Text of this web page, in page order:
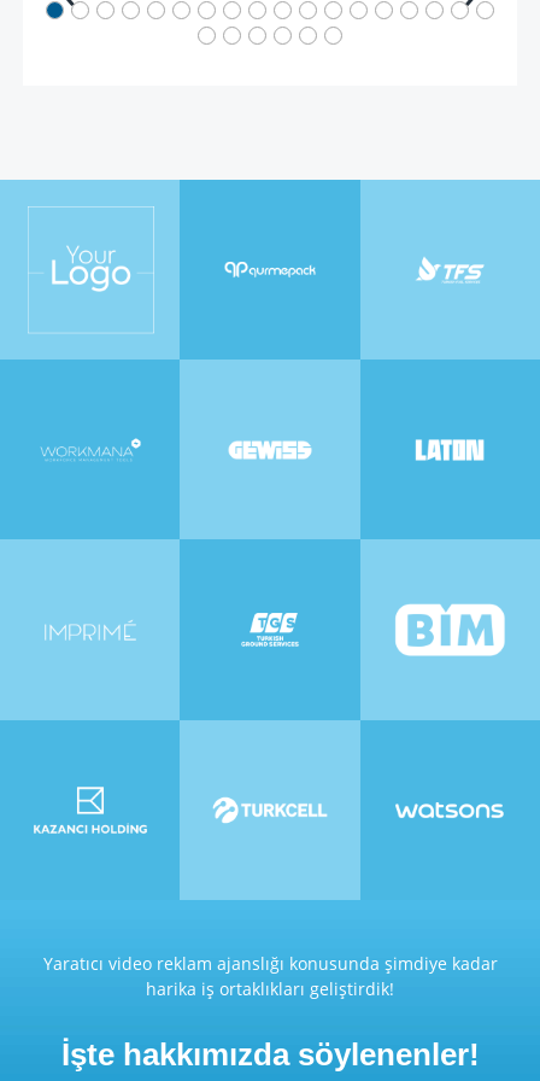
Yaratıcı video reklam ajanslığı konusunda şimdiye kadar
harika iş ortaklıkları geliştirdik!
İşte hakkımızda söylenenler!